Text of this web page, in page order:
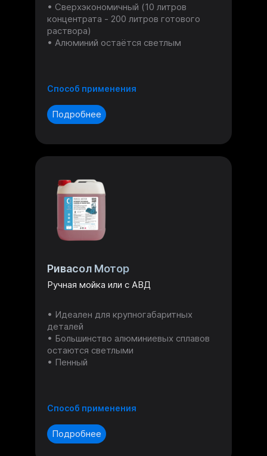
Сверхэкономичный (10 литров
концентрата - 200 литров готового
раствора)
Алюминий остаётся светлым
Способ применения
Подробнее
Ривасол Мотор
Ручная мойка или с АВД
Идеален для крупногабаритных
деталей
Большинство алюминиевых сплавов
остаются светлыми
Пенный
Способ применения
Подробнее